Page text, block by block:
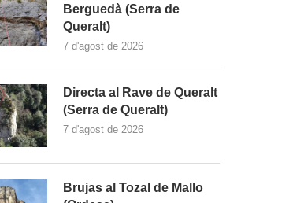
Berguedà (Serra de
Queralt)
7 d'agost de 2026
Directa al Rave de Queralt
(Serra de Queralt)
7 d'agost de 2026
Brujas al Tozal de Mallo